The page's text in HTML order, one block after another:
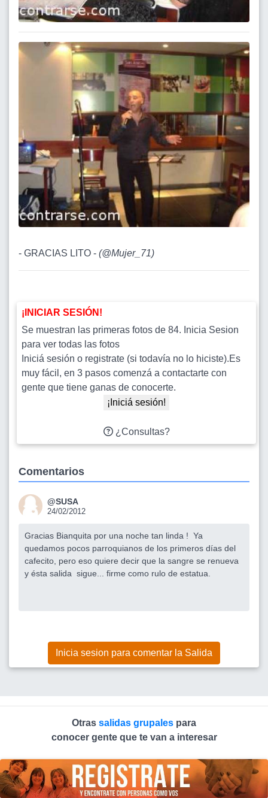
- GRACIAS LITO - (@Mujer_71)
¡INICIAR SESIÓN!
Se muestran las primeras fotos de 84. Inicia Sesion
para ver todas las fotos
Iniciá sesión o registrate (si todavía no lo hiciste).Es
muy fácil, en 3 pasos comenzá a contactarte con
gente que tiene ganas de conocerte.
¡Iniciá sesión!
¿Consultas?
Comentarios
@SUSA
24/02/2012
Gracias Bianquita por una noche tan linda ! Ya
quedamos pocos parroquianos de los primeros días del
cafecito, pero eso quiere decir que la sangre se renueva
y ésta salida sigue... firme como rulo de estatua.
Inicia sesion para comentar la Salida
Otras salidas grupales para
conocer gente que te van a interesar